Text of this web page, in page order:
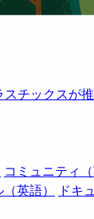
チックスが
コミュニティ（
英語）
ドキ